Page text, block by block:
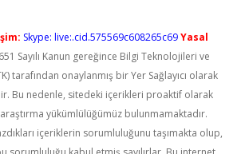
Skype: live:.cid.575569c608265c69Yasal
Sayılı Kanun gereğince Bilgi Teknolojileri ve
tarafından onaylanmış bir Yer Sağlayıcı olarak
Bu nedenle, sitedeki içerikleri proaktif olarak
yükümlülüğümüz bulunmamaktadır.
içeriklerin sorumluluğunu taşımakta olup,